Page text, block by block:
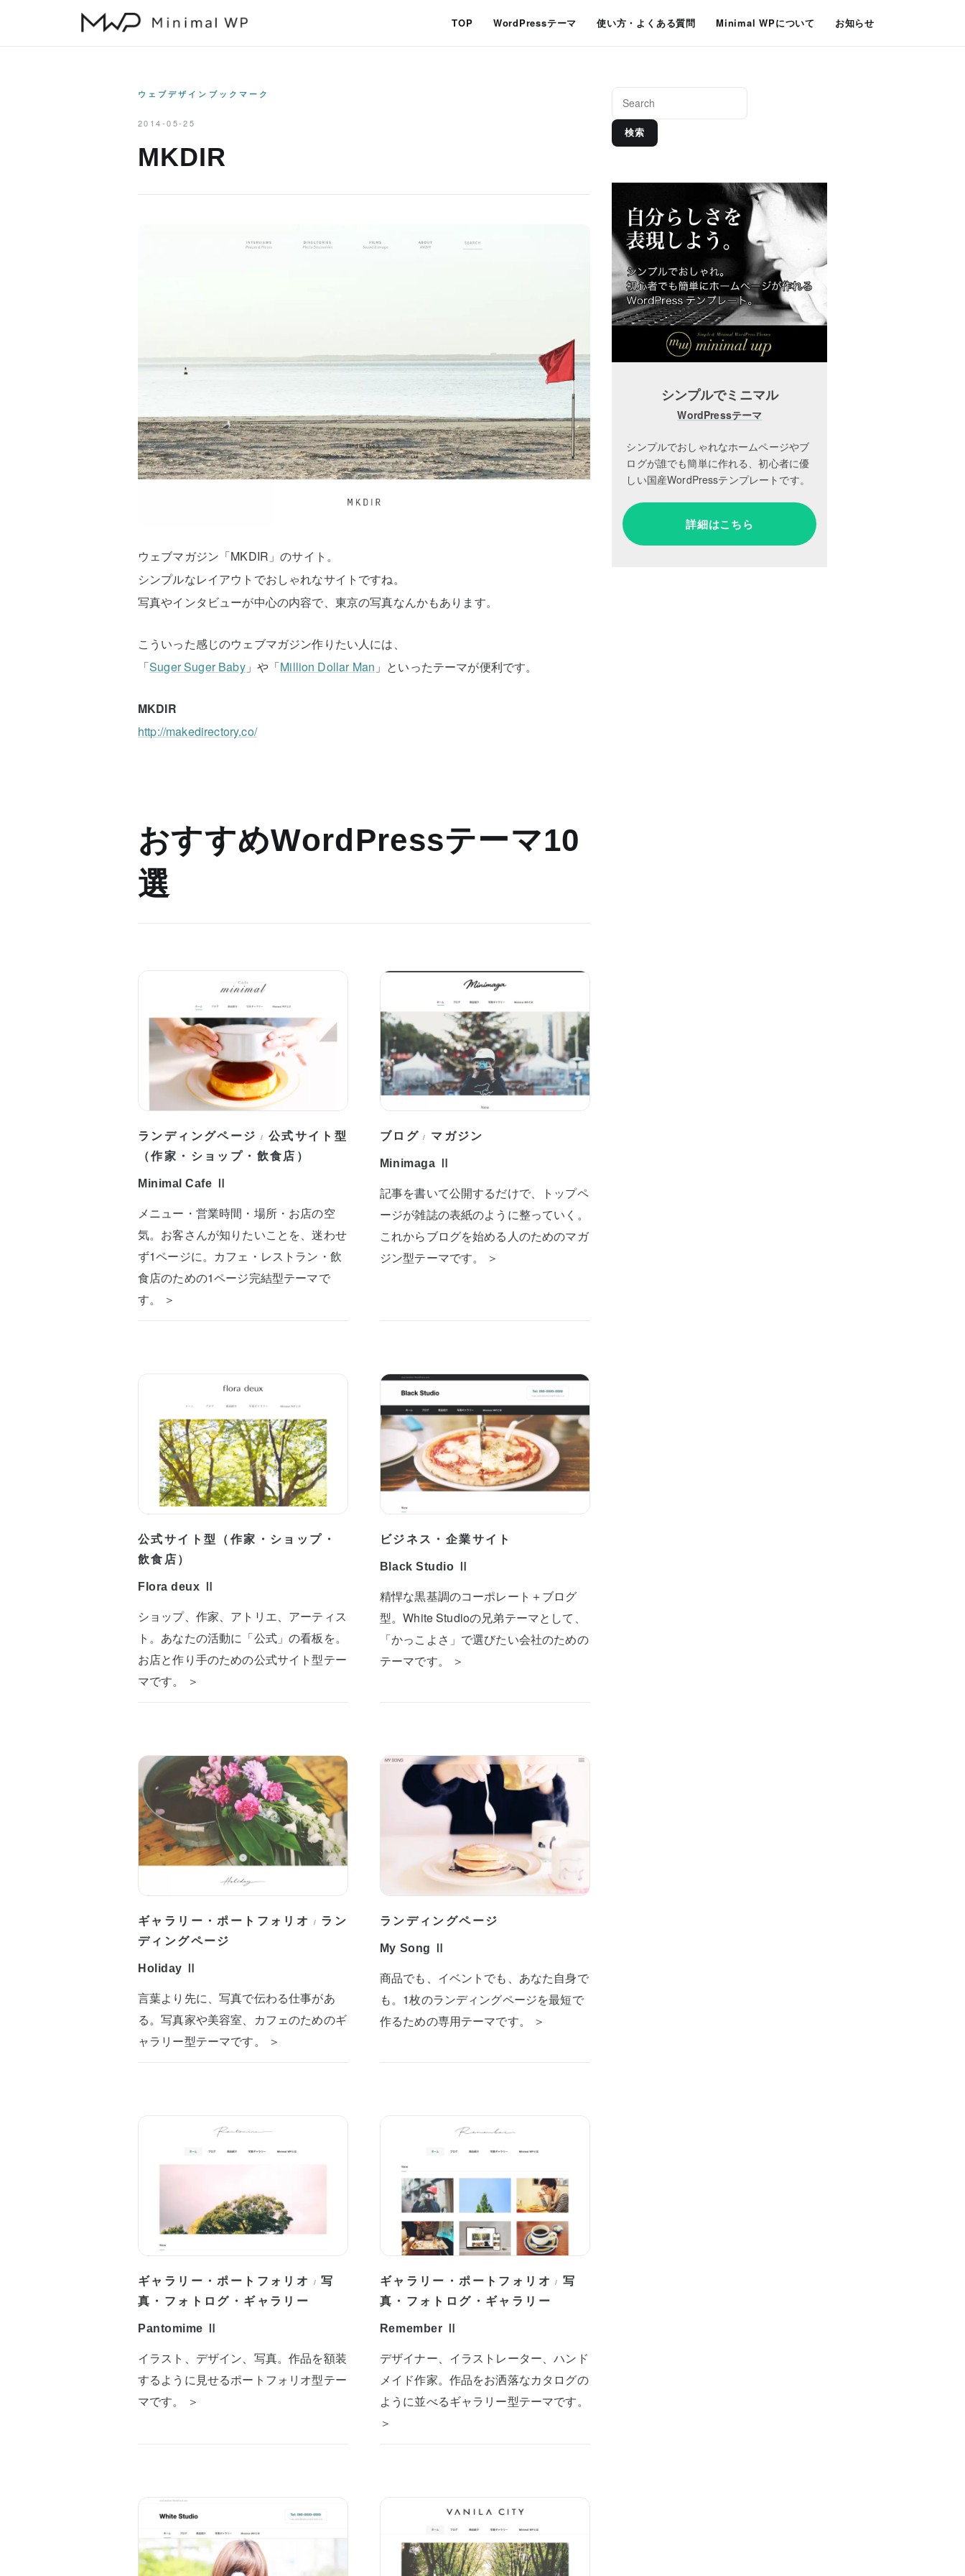
TOP WordPressテーマ 使い方・よくある質問 Minimal WPについて お知らせ
ウェブデザインブックマーク
2014-05-25
MKDIR
ウェブマガジン「MKDIR」のサイト。
シンプルなレイアウトでおしゃれなサイトですね。
写真やインタビューが中心の内容で、東京の写真なんかもあります。
こういった感じのウェブマガジン作りたい人には、
「Suger Suger Baby」や「Million Dollar Man 」といったテーマが便利です。
MKDIR
http://makedirectory.co/
おすすめWordPressテーマ10
選
ランディングページ / 公式サイト型
（作家・ショップ・飲食店）
Minimal Cafe Ⅱ
メニュー・営業時間・場所・お店の空
気。お客さんが知りたいことを、迷わせ
ず1ページに。カフェ・レストラン・飲
食店のための1ページ完結型テーマで
す。 ＞
ブログ / マガジン
Minimaga Ⅱ
記事を書いて公開するだけで、トップペ
ージが雑誌の表紙のように整っていく。
これからブログを始める人のためのマガ
ジン型テーマです。 ＞
公式サイト型（作家・ショップ・
飲食店）
Flora deux Ⅱ
ショップ、作家、アトリエ、アーティス
ト。あなたの活動に「公式」の看板を。
お店と作り手のための公式サイト型テー
マです。 ＞
ビジネス・企業サイト
Black Studio Ⅱ
精悍な黒基調のコーポレート＋ブログ
型。White Studioの兄弟テーマとして、
「かっこよさ」で選びたい会社のための
テーマです。 ＞
ギャラリー・ポートフォリオ / ラン
ディングページ
Holiday Ⅱ
言葉より先に、写真で伝わる仕事があ
る。写真家や美容室、カフェのためのギ
ャラリー型テーマです。 ＞
ランディングページ
My Song Ⅱ
商品でも、イベントでも、あなた自身で
も。1枚のランディングページを最短で
作るための専用テーマです。 ＞
ギャラリー・ポートフォリオ /写
真・フォトログ・ギャラリー
Pantomime Ⅱ
イラスト、デザイン、写真。作品を額装
するように見せるポートフォリオ型テー
マです。 ＞
ギャラリー・ポートフォリオ /写
真・フォトログ・ギャラリー
Remember Ⅱ
デザイナー、イラストレーター、ハンド
メイド作家。作品をお洒落なカタログの
ように並べるギャラリー型テーマです。
＞
検索
シンプルでミニマル
WordPressテーマ
シンプルでおしゃれなホームページやブ
ログが誰でも簡単に作れる、初心者に優
しい国産WordPressテンプレートです。
詳細はこちら